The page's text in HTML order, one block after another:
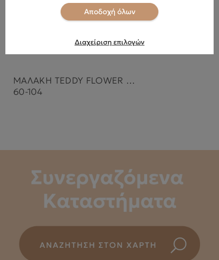
ΜΑΛΑΚΗ TEDDY FLOWER RATTLE
60-104
Αποδοχή όλων
Διαχείριση επιλογών